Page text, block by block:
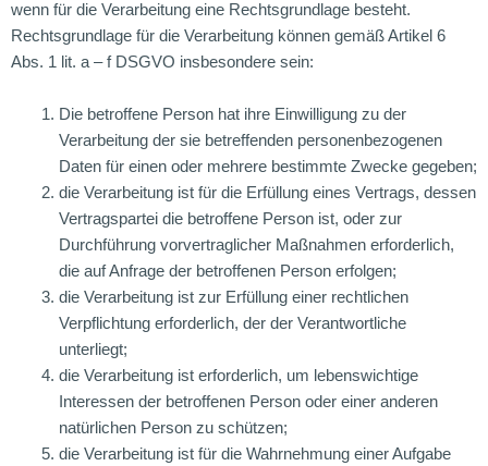
wenn für die Verarbeitung eine Rechtsgrundlage besteht.
Rechtsgrundlage für die Verarbeitung können gemäß Artikel 6
Abs. 1 lit. a – f DSGVO insbesondere sein:
Die betroffene Person hat ihre Einwilligung zu der
Verarbeitung der sie betreffenden personenbezogenen
Daten für einen oder mehrere bestimmte Zwecke gegeben;
die Verarbeitung ist für die Erfüllung eines Vertrags, dessen
Vertragspartei die betroffene Person ist, oder zur
Durchführung vorvertraglicher Maßnahmen erforderlich,
die auf Anfrage der betroffenen Person erfolgen;
die Verarbeitung ist zur Erfüllung einer rechtlichen
Verpflichtung erforderlich, der der Verantwortliche
unterliegt;
die Verarbeitung ist erforderlich, um lebenswichtige
Interessen der betroffenen Person oder einer anderen
natürlichen Person zu schützen;
die Verarbeitung ist für die Wahrnehmung einer Aufgabe